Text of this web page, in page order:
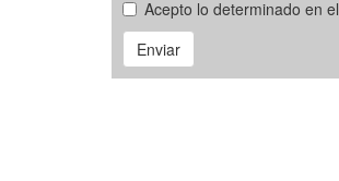
Acepto lo determinado en el
Enviar